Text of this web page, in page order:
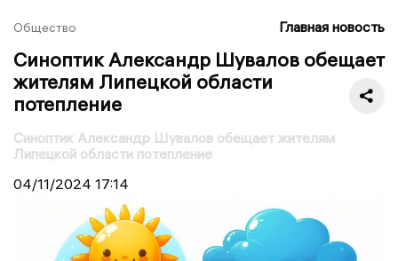
Общество Главная новость
Синоптик Александр Шувалов обещает
жителям Липецкой области
потепление
Синоптик Александр Шувалов обещает жителям
Липецкой области потепление
04/11/2024 17:14